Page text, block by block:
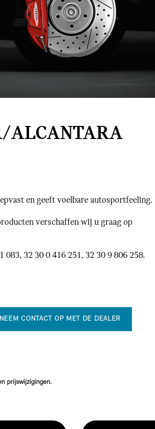
ALCANTARA
en geeft voelbare autosportfeeling.
verschaffen wij u graag op
083, 32 30 0 416 251, 32 30 9 806 258.
NEEM CONTACT OP MET DE DEALER
prijswijzigingen.